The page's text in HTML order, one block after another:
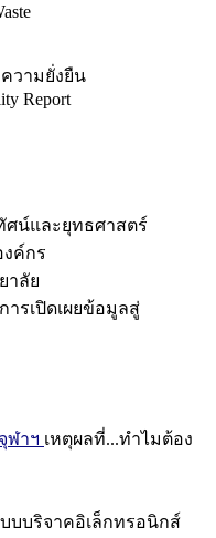
วามยั่งยืน
Report
ศน์และยุทธศาสตร์
งค์กร
าลัย
การเปิดเผยข้อมูลสู่
ฬาฯ เหตุผลที่...ทำไมต้อง
บบริจาคอิเล็กทรอนิกส์